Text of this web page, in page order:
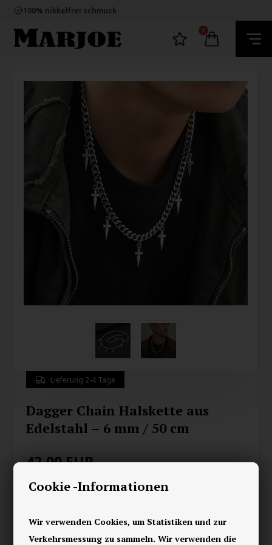
Cookie -Informationen
Wir verwenden Cookies, um Statistiken und zur
Verkehrsmessung zu sammeln. Wir verwenden die
100% nikkelfrei schmuck
60 Tage Rückgabe
E-mark webshop
100% nikkelfrei schmuck
0
Lieferung 2-4 Tage
Dagger Chain Halskette aus
Edelstahl – 6 mm / 50 cm
42,00EUR
Speichern
Verleihe deinem Outfit einen rauen und modernen Look mit
dieser markanten Dagger Chain Halskette für Männer. Die